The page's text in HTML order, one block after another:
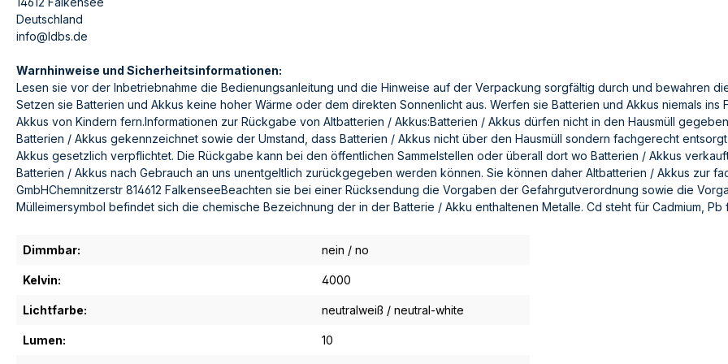
Deutschland
info@ldbs.de
Warnhinweise und Sicherheitsinformationen:
Lesen sie vor der Inbetriebnahme die Bedienungsanleitung und die Hinweise auf der Verpackung sorgfältig durch und bewahren
Setzen sie Batterien und Akkus keine hoher Wärme oder dem direkten Sonnenlicht aus. Werfen sie Batterien und Akkus niemals
Akkus von Kindern fern.Informationen zur Rückgabe von Altbatterien / Akkus:Batterien / Akkus dürfen nicht in den Hausmüll
Batterien / Akkus gekennzeichnet sowie der Umstand, dass Batterien / Akkus nicht über den Hausmüll sondern fachgerecht
Akkus gesetzlich verpflichtet. Die Rückgabe kann bei den öffentlichen Sammelstellen oder überall dort wo Batterien / Akkus
Batterien / Akkus nach Gebrauch an uns unentgeltlich zurückgegeben werden können. Sie können daher Altbatterien / Akkus zur
GmbHChemnitzerstr 814612 FalkenseeBeachten sie bei einer Rücksendung die Vorgaben der Gefahrgutverordnung sowie die
Mülleimersymbol befindet sich die chemische Bezeichnung der in der Batterie / Akku enthaltenen Metalle. Cd steht für Cadmium,
Dimmbar: nein / no
Kelvin: 4000
Lichtfarbe: neutralweiß / neutral-white
Lumen: 10